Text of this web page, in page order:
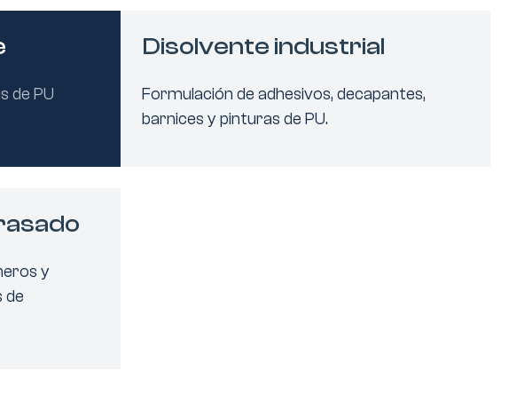
de PU
y
de
Disolvente industrial
Formulación de adhesivos, decapantes,
barnices y pinturas de PU.